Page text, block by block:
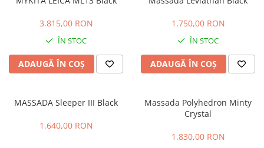
3.815,00 RON
ÎN STOC
ADAUGĂ ÎN COȘ
1.750,00 RON
ÎN STOC
ADAUGĂ ÎN COȘ
MASSADA Sleeper III Black
1.640,00 RON
Massada Polyhedron Minty
Crystal
1.830,00 RON